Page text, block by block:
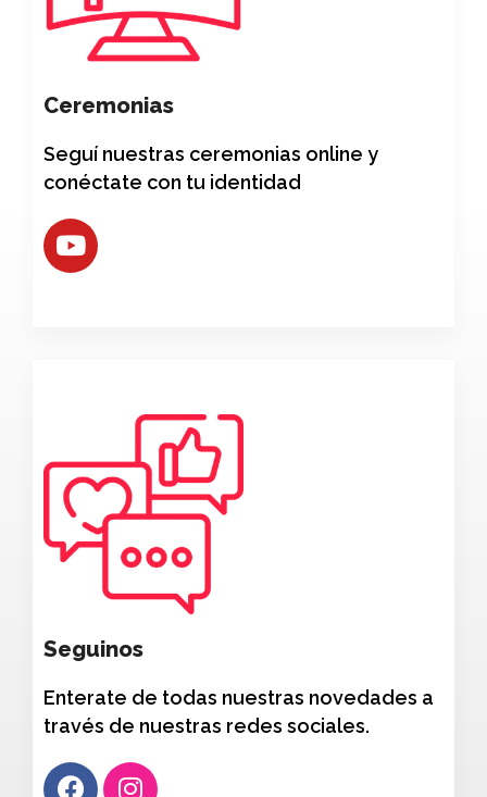
Ceremonias
Seguí nuestras ceremonias online y
conéctate con tu identidad
Seguinos
Enterate de todas nuestras novedades a
través de nuestras redes sociales.